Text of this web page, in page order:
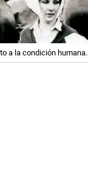
a la condición humana.